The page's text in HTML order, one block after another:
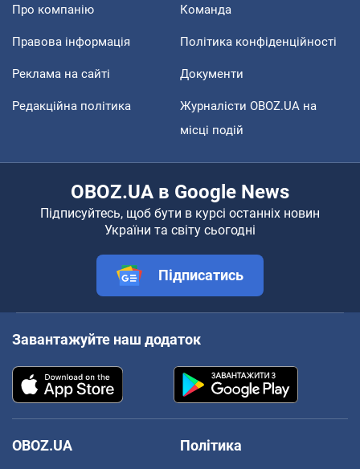
Про компанію Команда
Правова інформація Політика конфіденційності
Реклама на сайті Документи
Редакційна політика
Журналісти OBOZ.UA на
місці подій
OBOZ.UA в Google News
Підписуйтесь, щоб бути в курсі останніх новин
України та світу сьогодні
Підписатись
Завантажуйте наш додаток
OBOZ.UA
Політика